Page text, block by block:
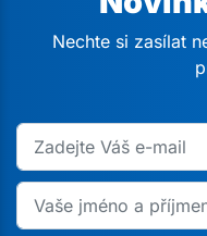
Nechte si zasílat